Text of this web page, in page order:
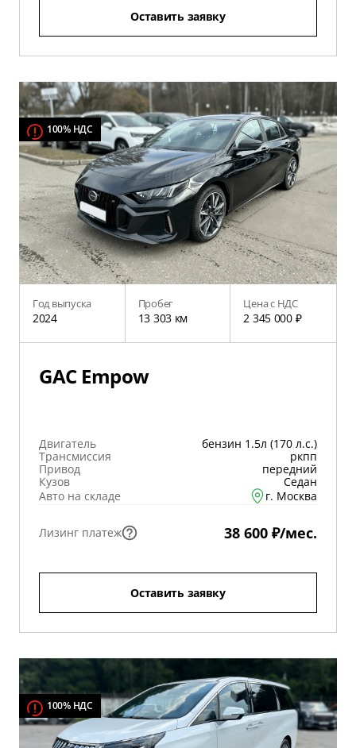
Оставить заявку
100% НДС
Год выпуска
2024
Пробег
13 303 км
Цена с НДС
2 345 000 ₽
GAC Empow
Двигатель
бензин 1.5л (170 л.с.)
Трансмиссия
ркпп
Привод
передний
Кузов
Седан
Авто на складе
г. Москва
Лизинг платеж 38 600 ₽/мес.
Оставить заявку
100% НДС